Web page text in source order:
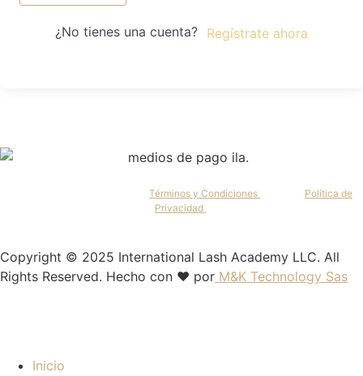
¿No tienes una cuenta? Regístrate ahora
Términos y Condiciones
Política de
Privacidad
Copyright © 2025 International Lash Academy LLC. All
Rights Reserved. Hecho con ❤️ por M&K Technology Sas
Inicio